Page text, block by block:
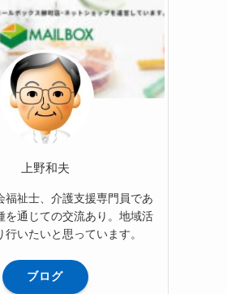
上野和夫
福祉士、介護支援専門員であ
を通じての交流あり。地域活
行いたいと思っています。
ブログ